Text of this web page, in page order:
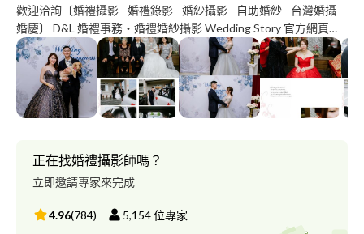
歡迎洽詢〔婚禮攝影 - 婚禮錄影 - 婚紗攝影 - 自助婚紗 - 台灣婚攝 -
婚慶〕 D&L 婚禮事務‧婚禮婚紗攝影 Wedding Story 官方網頁：
https://goo.gl/UxUr5T 粉絲專頁：https://goo.gl/Fuxmau
Instagram：https://goo.gl/6HoQKi Youtube：
https://goo.gl/D6uhUk Flickr：https://goo.gl/SJ6bjs 檔期詢問：
https://goo.gl/OCxQyF MOBILE：+***************** Wechat
ID：d********* ******** ID：@********* E-mail：
全省服務 #婚禮攝影 #婚紗攝影 #婚禮紀錄 #兒童寫真 #全家福 #婚
禮錄影 #孕婦寫真 #親子寫真 #個人寫真 #新娘秘書 #活動紀錄 #風
格婚紗 #自助婚紗 #寶寶寫真 #商業攝影 #東勢婚攝 #豐原婚攝 #新
社婚攝 #后里婚攝 #台中婚攝 #結婚攝影 #迎娶攝影 #訂婚攝影 #文
定攝影 #歸寧攝影 #彰化婚攝 #苗栗婚攝 #婚禮跟拍 #中式婚禮 #西
正在找婚禮攝影師嗎？
立即邀請專家來完成
4.96(784) 5,154位專家